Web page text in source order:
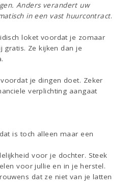
Anders verandert uw
in een vast huurcontract.
loket voordat je zomaar
gratis. Ze kijken dan je
je dingen doet. Zeker
verplichting aangaat
is toch alleen maar een
voor je dochter. Steek
voor jullie en in je herstel.
dat ze niet van je latten